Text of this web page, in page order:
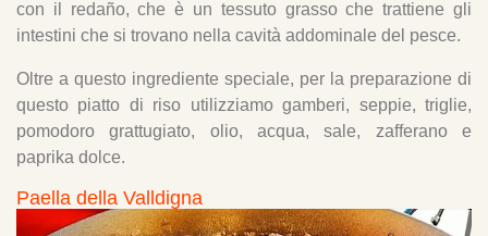
con il redaño, che è un tessuto grasso che trattiene gli
intestini che si trovano nella cavità addominale del pesce.
Oltre a questo ingrediente speciale, per la preparazione di
questo piatto di riso utilizziamo gamberi, seppie, triglie,
pomodoro grattugiato, olio, acqua, sale, zafferano e
paprika dolce.
Paella della Valldigna